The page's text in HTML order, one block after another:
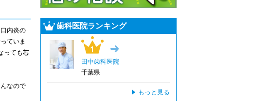
内炎の
ていま
っても芯
なので
歯科医院ランキング
田中歯科医院
千葉県
もっと見る